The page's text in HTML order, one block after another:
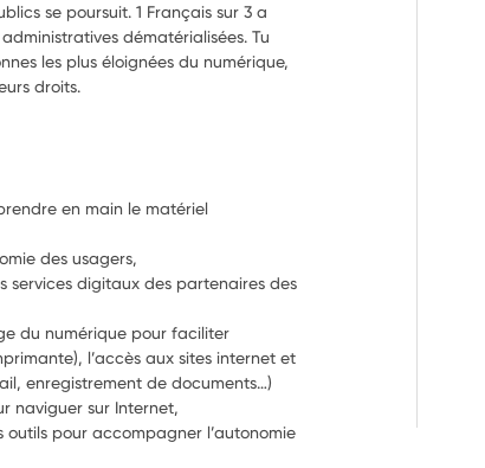
se poursuit. 1 Français sur 3 a
dématérialisées. Tu
les plus éloignées du numérique,
droits.
en main le matériel
des usagers,
digitaux des partenaires des
du numérique pour faciliter
l’accès aux sites internet et
enregistrement de documents…)
outils pour accompagner l’autonomie